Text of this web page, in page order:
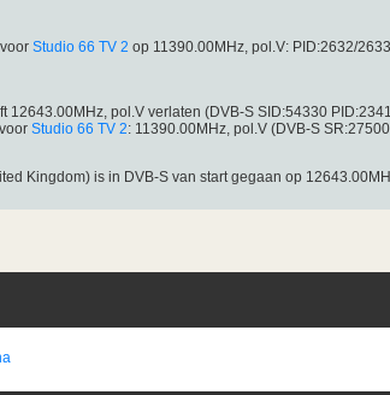
Studio 66 TV 2 op 11390.00MHz, pol.V: PID:2632/2633
12643.00MHz, pol.V verlaten (DVB-S SID:54330
Studio 66 TV 2: 11390.00MHz, pol.V (DVB-S
Kingdom) is in DVB-S van start gegaan op